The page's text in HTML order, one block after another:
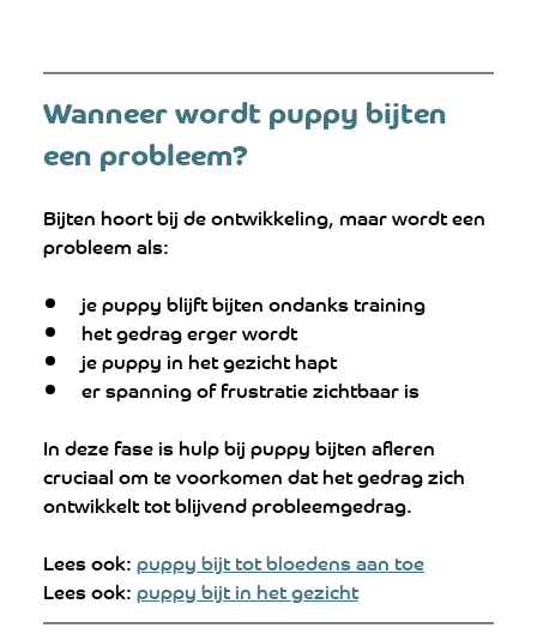
Wanneer wordt puppy bijten
een probleem?
Bijten hoort bij de ontwikkeling, maar wordt een
probleem als:
je puppy blijft bijten ondanks training
het gedrag erger wordt
je puppy in het gezicht hapt
er spanning of frustratie zichtbaar is
In deze fase is hulp bij puppy bijten afleren
cruciaal om te voorkomen dat het gedrag zich
ontwikkelt tot blijvend probleemgedrag.
Lees ook: puppy bijt tot bloedens aan toe
Lees ook: puppy bijt in het gezicht